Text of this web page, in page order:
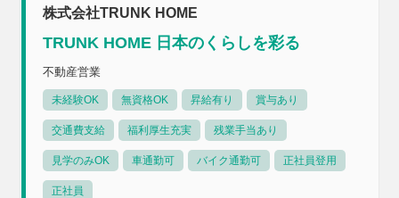
株式会社TRUNK HOME
TRUNK HOME 日本のくらしを彩る
不動産営業
未経験OK 無資格OK 昇給有り 賞与あり
交通費支給 福利厚生充実 残業手当あり
見学のみOK 車通勤可 バイク通勤可 正社員登用
正社員